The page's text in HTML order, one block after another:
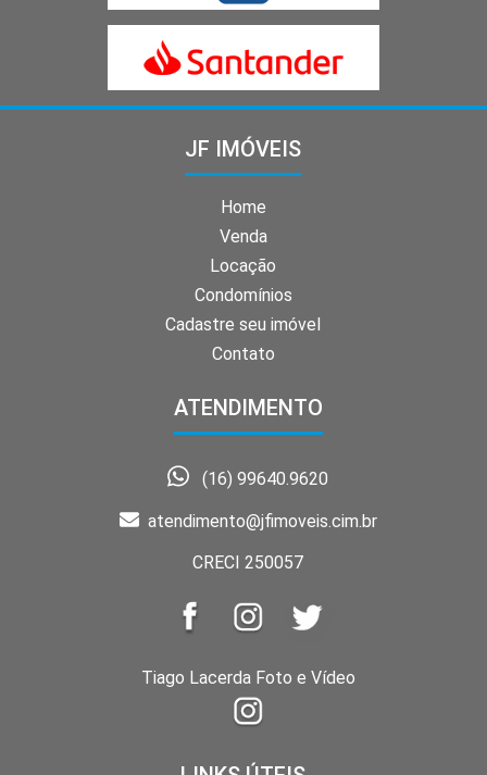
JF IMÓVEIS
Home
Venda
Locação
Condomínios
Cadastre seu imóvel
Contato
ATENDIMENTO
(16) 99640.9620
atendimento@jfimoveis.cim.br
CRECI 250057
Tiago Lacerda Foto e Vídeo